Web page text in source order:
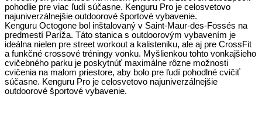
pohodlie pre viac ľudí súčasne. Kenguru Pro je celosvetovo
najuniverzálnejšie outdoorové športové vybavenie.
Kenguru Octogone bol inštalovaný v Saint-Maur-des-Fossés na
predmestí Paríža. Táto stanica s outdoorovým vybavením je
ideálna nielen pre street workout a kalisteniku, ale aj pre CrossFit
a funkčné crossové tréningy vonku. Myšlienkou tohto vonkajšieho
cvičebného parku je poskytnúť maximálne rôzne možnosti
cvičenia na malom priestore, aby bolo pre ľudí pohodlné cvičiť
súčasne. Kenguru Pro je celosvetovo najuniverzálnejšie
outdoorové športové vybavenie.